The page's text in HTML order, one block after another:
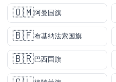
🇴🇲阿曼国旗
🇧🇫布基纳法索国旗
🇧🇷巴西国旗